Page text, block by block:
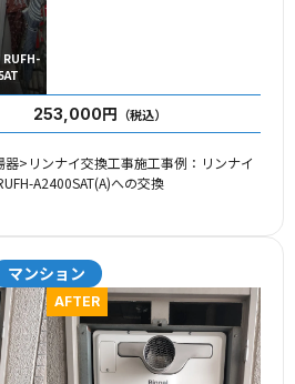
RUFH-
253,000円 （税込）
>リンナイ交換工事施工事例：リンナイ
A2400SAT(A)への交換
マンション
AFTER